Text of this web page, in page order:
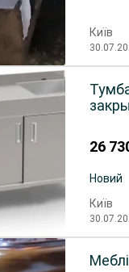
Київ
26
Новий
Київ